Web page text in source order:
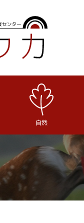
自然